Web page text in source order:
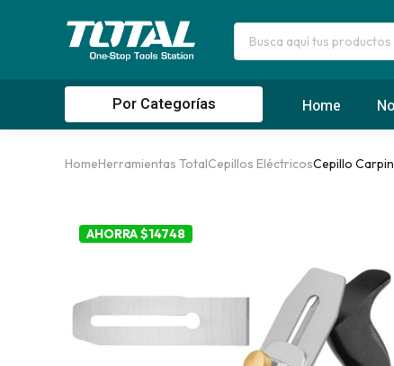
Por Categorías Home
HomeHerramientas TotalCepillos EléctricosCepillo
AHORRA $14748